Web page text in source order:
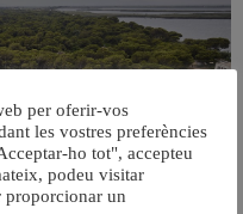
per oferir-vos
les vostres preferències
ho tot", accepteu
podeu visitar
proporcionar un